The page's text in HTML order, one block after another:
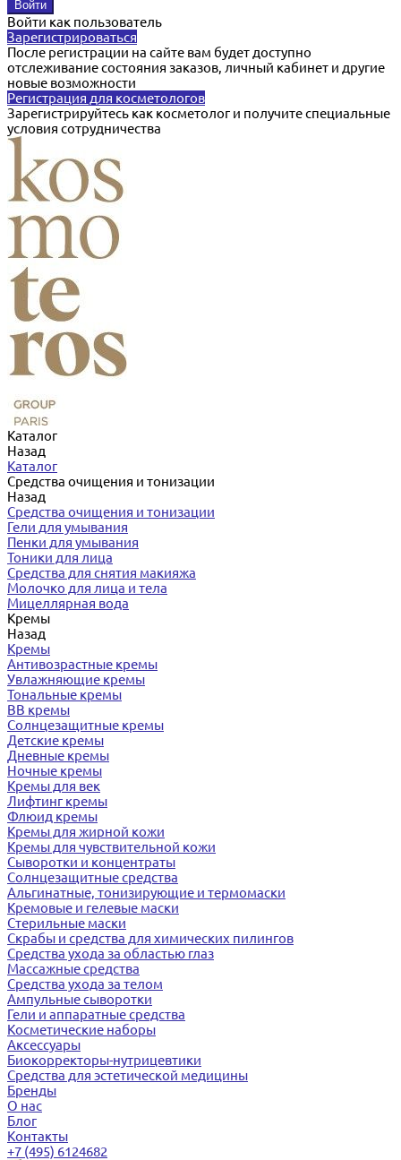
Войти как пользователь
Зарегистрироваться
После регистрации на сайте вам будет доступно
отслеживание состояния заказов, личный кабинет и другие
новые возможности
Регистрация для косметологов
Зарегистрируйтесь как косметолог и получите специальные
условия сотрудничества
Каталог
Назад
Каталог
Средства очищения и тонизации
Назад
Средства очищения и тонизации
Гели для умывания
Пенки для умывания
Тоники для лица
Средства для снятия макияжа
Молочко для лица и тела
Мицеллярная вода
Кремы
Назад
Кремы
Антивозрастные кремы
Увлажняющие кремы
Тональные кремы
BB кремы
Солнцезащитные кремы
Детские кремы
Дневные кремы
Ночные кремы
Кремы для век
Лифтинг кремы
Флюид кремы
Кремы для жирной кожи
Кремы для чувствительной кожи
Сыворотки и концентраты
Солнцезащитные средства
Альгинатные, тонизирующие и термомаски
Кремовые и гелевые маски
Стерильные маски
Скрабы и средства для химических пилингов
Средства ухода за областью глаз
Массажные средства
Средства ухода за телом
Ампульные сыворотки
Гели и аппаратные средства
Косметические наборы
Аксессуары
Биокорректоры-нутрицевтики
Средства для эстетической медицины
Бренды
О нас
Блог
Контакты
+7 (495) 6124682